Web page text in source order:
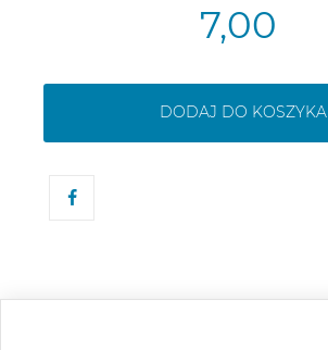
7,00
DODAJ DO KOSZYKA